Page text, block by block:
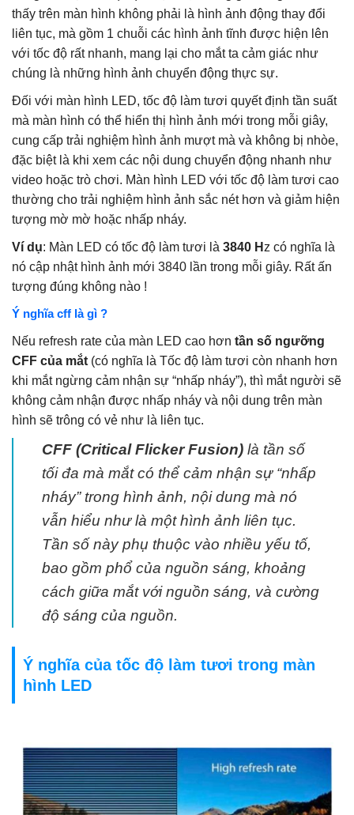
thấy trên màn hình không phải là hình ảnh động thay đổi
liên tục, mà gồm 1 chuỗi các hình ảnh tĩnh được hiện lên
với tốc độ rất nhanh, mang lại cho mắt ta cảm giác như
chúng là những hình ảnh chuyển động thực sự.
Đối với màn hình LED, tốc độ làm tươi quyết định tần suất
mà màn hình có thể hiển thị hình ảnh mới trong mỗi giây,
cung cấp trải nghiệm hình ảnh mượt mà và không bị nhòe,
đặc biệt là khi xem các nội dung chuyển động nhanh như
video hoặc trò chơi. Màn hình LED với tốc độ làm tươi cao
thường cho trải nghiệm hình ảnh sắc nét hơn và giảm hiện
tượng mờ mờ hoặc nhấp nháy.
Ví dụ: Màn LED có tốc độ làm tươi là 3840 Hz có nghĩa là
nó cập nhật hình ảnh mới 3840 lần trong mỗi giây. Rất ấn
tượng đúng không nào !
Ý nghĩa cff là gì ?
Nếu refresh rate của màn LED cao hơn tần số ngưỡng
CFF của mắt (có nghĩa là Tốc độ làm tươi còn nhanh hơn
khi mắt ngừng cảm nhận sự “nhấp nháy”), thì mắt người sẽ
không cảm nhận được nhấp nháy và nội dung trên màn
hình sẽ trông có vẻ như là liên tục.
CFF (Critical Flicker Fusion) là tần số
tối đa mà mắt có thể cảm nhận sự “nhấp
nháy” trong hình ảnh, nội dung mà nó
vẫn hiểu như là một hình ảnh liên tục.
Tần số này phụ thuộc vào nhiều yếu tố,
bao gồm phổ của nguồn sáng, khoảng
cách giữa mắt với nguồn sáng, và cường
độ sáng của nguồn.
Ý nghĩa của tốc độ làm tươi trong màn
hình LED